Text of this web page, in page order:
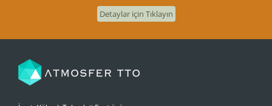
Detaylar için Tıklayın